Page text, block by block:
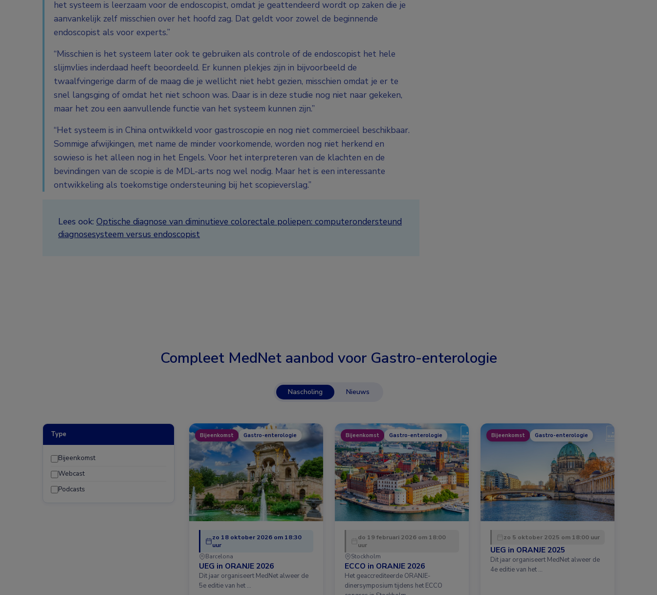
het systeem is leerzaam voor de endoscopist, omdat je geattendeerd wordt op zaken die je
aanvankelijk zelf misschien over het hoofd zag. Dat geldt voor zowel de beginnende
endoscopist als voor experts.”
“Misschien is het systeem later ook te gebruiken als controle of de endoscopist het hele
slijmvlies inderdaad heeft beoordeeld. Er kunnen plekjes zijn in bijvoorbeeld de
twaalfvingerige darm of de maag die je wellicht niet hebt gezien, misschien omdat je er te
snel langsging of omdat het niet schoon was. Daar is in deze studie nog niet naar gekeken,
maar het zou een aanvullende functie van het systeem kunnen zijn.”
“Het systeem is in China ontwikkeld voor gastroscopie en nog niet commercieel beschikbaar.
Sommige afwijkingen, met name de minder voorkomende, worden nog niet herkend en
sowieso is het alleen nog in het Engels. Voor het interpreteren van de klachten en de
bevindingen van de scopie is de MDL-arts nog wel nodig. Maar het is een interessante
ontwikkeling als toekomstige ondersteuning bij het scopieverslag.”
Lees ook: Optische diagnose van diminutieve colorectale poliepen: computerondersteund
diagnosesysteem versus endoscopist
Compleet MedNet aanbod voor Gastro-enterologie
Nascholing Nieuws
Type
Bijeenkomst
Webcast
Podcasts
Bijeenkomst Gastro-enterologie
zo 18 oktober 2026 om 18:30
uur
Barcelona
UEG in ORANJE 2026
Dit jaar organiseert MedNet alweer de
5e editie van het …
Bijeenkomst Gastro-enterologie
do 19 februari 2026 om 18:00
uur
Stockholm
ECCO in ORANJE 2026
Het geaccrediteerde ORANJE-
dinersymposium tijdens het ECCO
Bijeenkomst Gastro-enterologie
zo 5 oktober 2025 om 18:00 uur
UEG in ORANJE 2025
Dit jaar organiseert MedNet alweer de
4e editie van het …